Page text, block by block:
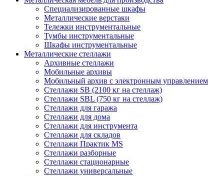
Cпециализированные шкафы
Металлические верстаки
Тележки инструментальные
Тумбы инструментальные
Шкафы инструментальные
Металлические стеллажи
Архивные стеллажи
Мобильные архивы
Мобильный архив с электронным управлением
Стеллажи SB (2100 кг на стеллаж)
Стеллажи SBL (750 кг на стеллаж)
Стеллажи для гаража
Стеллажи для дома
Стеллажи для инструмента
Стеллажи для складов
Стеллажи Практик MS
Стеллажи разборные
Стеллажи стационарные
Стеллажи универсальные